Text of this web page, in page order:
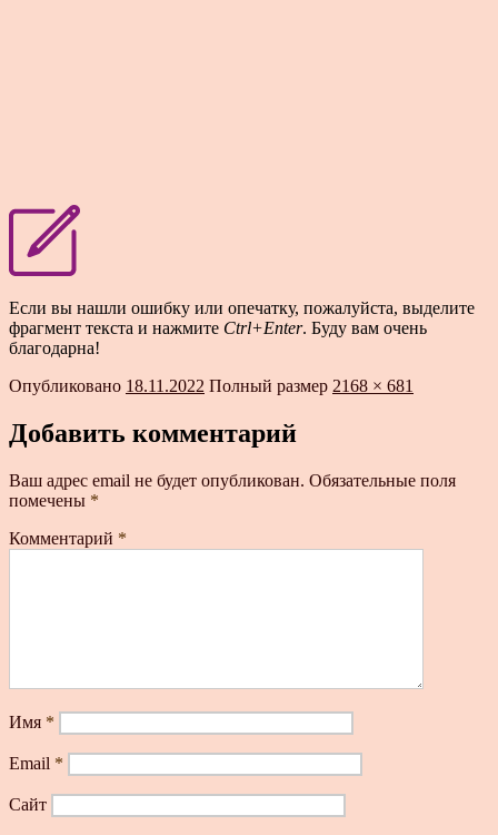
Если вы нашли ошибку или опечатку, пожалуйста, выделите
фрагмент текста и нажмите Ctrl+Enter. Буду вам очень
благодарна!
Опубликовано 18.11.2022 Полный размер 2168 × 681
Добавить комментарий
Ваш адрес email не будет опубликован. Обязательные поля
помечены *
Комментарий *
Имя *
Email *
Сайт